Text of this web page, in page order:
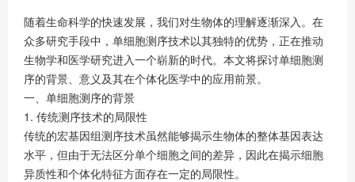
随着生命科学的快速发展，我们对生物体的理解逐渐深入。在
众多研究手段中，单细胞测序技术以其独特的优势，正在推动
生物学和医学研究进入一个崭新的时代。本文将探讨单细胞测
序的背景、意义及其在个体化医学中的应用前景。
一、单细胞测序的背景
1. 传统测序技术的局限性
传统的宏基因组测序技术虽然能够揭示生物体的整体基因表达
水平，但由于无法区分单个细胞之间的差异，因此在揭示细胞
异质性和个体化特征方面存在一定的局限性。